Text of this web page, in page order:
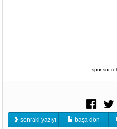
sponsor
sonraki yazıyı oku başa dön